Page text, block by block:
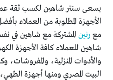
يسعى سنتر شاهين لكسب ثقة
الأجهزة المطلوبة من العملاء
معرنين المشتركة مع شاهين في
شاهين للعملاء كافة الأجهزة
والأدوات المنزلية، والمفروشات،
البيت المصري ومنها أجهزة الطهي،